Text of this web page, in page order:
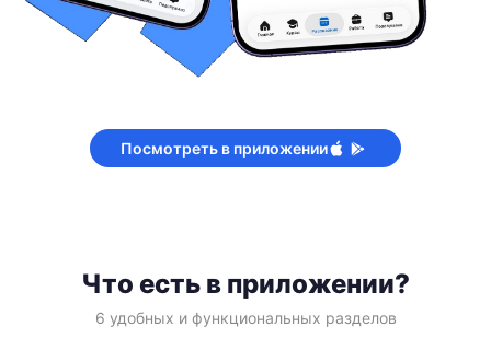
Посмотреть в приложении
Что есть в приложении?
6 удобных и функциональных разделов